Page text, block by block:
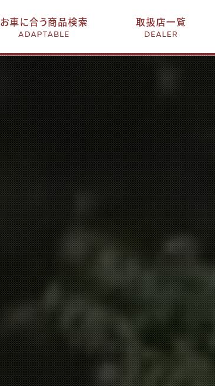
お車に合う商品検索
ADAPTABLE
取扱店一覧
DEALER